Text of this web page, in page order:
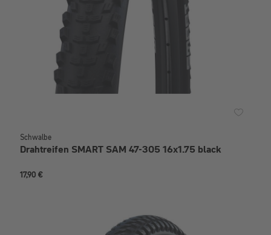
Schwalbe
Drahtreifen SMART SAM 47-305 16x1.75 black
17,90 €